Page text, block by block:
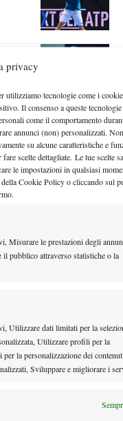
privacy
utilizziamo tecnologie come i
Il consenso a queste tecnologie
come il comportamento
annunci (non) personalizzati. Non
su alcune caratteristiche e
scelte dettagliate. Le tue scelte
le impostazioni in qualsiasi
Cookie Policy o cliccando sul
Misurare le prestazioni degli
pubblico attraverso statistiche o la
Utilizzare dati limitati per la
Utilizzare profili per la
la personalizzazione dei
Sviluppare e migliorare i
completo: Lorenzi
198 225